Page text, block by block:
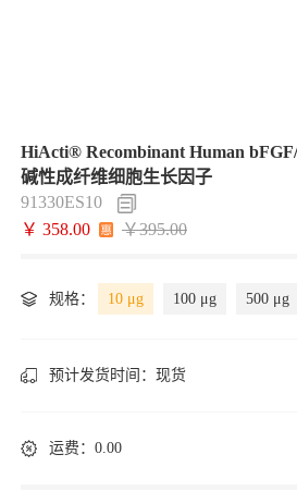
HiActi® Recombinant Human
碱性成纤维细胞生长因子
91330ES10
￥ 358.00
￥395.00
规格： 10 μg 100 μg 500 μg
预计发货时间： 现货
运费：0.00